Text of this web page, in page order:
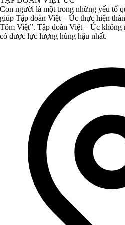
Con người là một trong những yếu tố
giúp Tập đoàn Việt – Úc thực hiện
Tôm Việt”. Tập đoàn Việt – Úc không
có được lực lượng hùng hậu nhất.